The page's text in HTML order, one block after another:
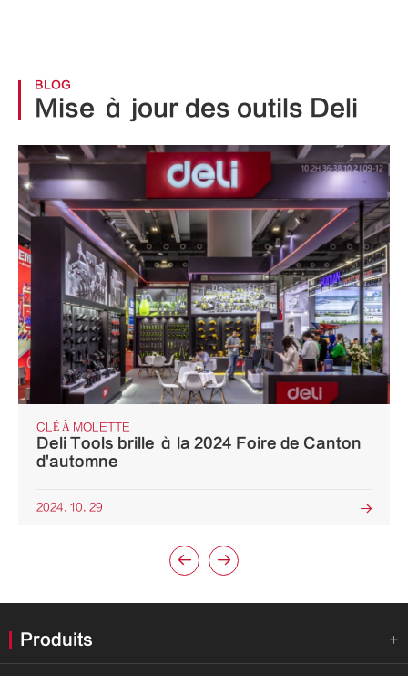
BLOG
Mise à jour des outils Deli
CLÉ À MOLETTE
Deli Tools brille à la 2024 Foire de Canton
d'automne
2024. 10. 29 
 
Produits 